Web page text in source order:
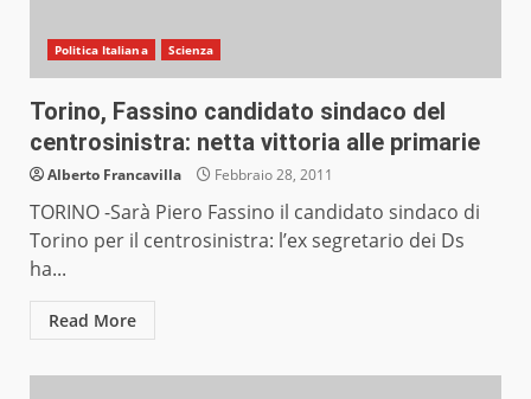
Politica Italiana Scienza
Torino, Fassino candidato sindaco del
centrosinistra: netta vittoria alle primarie
Alberto Francavilla Febbraio 28, 2011
TORINO -Sarà Piero Fassino il candidato sindaco di
Torino per il centrosinistra: l’ex segretario dei Ds
ha...
Read More